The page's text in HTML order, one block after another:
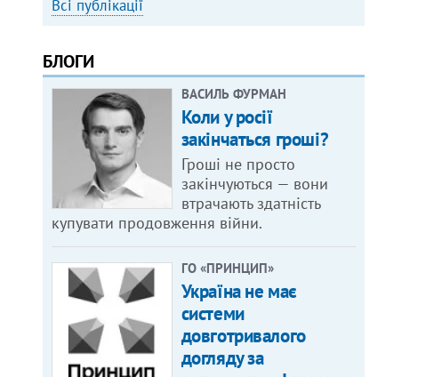
Всі публікації
БЛОГИ
ВАСИЛЬ ФУРМАН
Коли у росії
закінчаться гроші?
Гроші не просто
закінчуються — вони
втрачають здатність
купувати продовження війни.
ГО «ПРИНЦИП»
Україна не має
системи
довготривалого
догляду за